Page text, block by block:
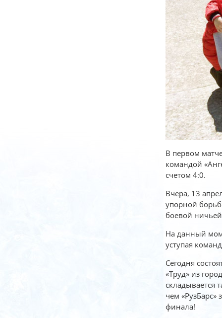
В первом
командой
счетом 4:0.
Вчера, 13
упорной
боевой
На данный
уступая
Сегодня
«Труд» из
складывается
чем «РузБарс»
финала!